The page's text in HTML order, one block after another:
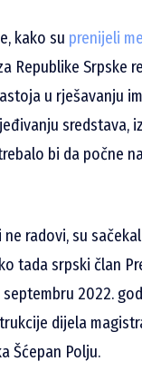
kako su prenijeli
Republike Srpske
u rješavanju
sredstava,
bi da počne
ne radovi, su
tada srpski član
2022.
dijela
Šćepan Polju.